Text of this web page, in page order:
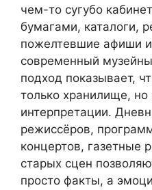
чем-то сугубо
бумагами, каталоги,
пожелтевшие афиши
современный
подход показывает,
только хранилище, но
интерпретации.
режиссёров,
концертов, газетные
старых сцен
просто факты, а